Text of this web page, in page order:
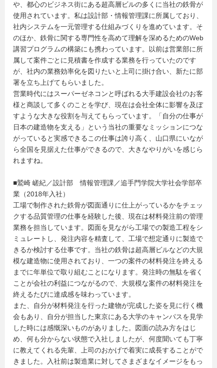
や、都心のビジネス街にある超高層ビルの多くに当社の鉄骨が
使用されています。私は設計部・情報管理課に所属しており、
社内システムを一元管理する仕組みづくりを進めています。そ
のほか、鉄骨に関する専門性を高めて理解を深めるためのWeb
講習プログラムの構築にも携わっています。以前は営業部に所
属して案件ごとに見積書を作成する業務を行っていたのです
が、社内の業務効率化を図りたいと上司に掛け合い、新たに部
署を立ち上げてもらいました。
営業時代にはスーパーゼネコンと呼ばれる大手建設会社のお客
様と商談して多くのことを学び、現在は会社全体に影響を及ぼ
すような大きな役割を与えてもらっています。「自分の仕事が
日本の建造物を支える」という当社の重要なミッションにつな
がっていると実感できるこの仕事は誇り高く、山口県にいなが
ら全国を見据えた仕事ができるので、大きなやりがいを感じら
れますね。
■鷲崎 嵯紀／設計部 情報管理課／追手門学院大学社会学部卒
業（2018年入社）
工場で制作された鉄骨が図面通りに仕上がっているかをチェッ
クする品質管理の仕事を経験した後、現在は材料発注前の管理
業務を担当しています。図面を見ながら工場での製造工程をシ
ミュレートし、発注内容を精査して、工場で想定通りに製造で
きるか検討する仕事です。当社の鉄骨は超高層ビルなどの大規
模な建造物に使用されており、一つの案件の材料発注を終える
までに年単位で取り組むことになります。発注時の無駄を省く
ことが会社の利益につながるので、大規模な案件の材料発注を
終えるたびに達成感を味わっています。
また、自分が材料発注を行った建物が完成した姿を見に行く機
会もあり、自分が担当した東京にある大学のキャンパスを見学
した時には感慨深いものがありました。図面の読み方をはじ
め、何も分からない状態で入社しましたが、何度聞いても丁寧
に教えてくれる先輩、上司のおかげで着実に成長することがで
きました。入社前は製造業に対してさまざまなイメージをもっ